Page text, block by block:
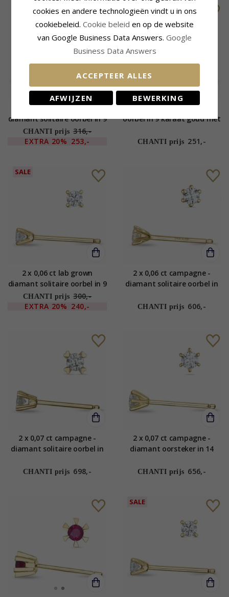
2 x 0,07 ct lab grown
diamant solitaire oorbel in 9
karaat goud met lab grown
diamant
CHANTI prijs 316,-
EXTRA 20% 253,-
2 x 0,06 ct topaas solitaire
oorbel in 9 karaat goud met
CHANTI prijs 251,-
SALE
2 x 0,06 ct lab grown
diamant solitaire oorbel in 9
karaat goud met lab grown
diamant
CHANTI prijs 300,-
EXTRA 20% 240,-
2 x 0,06 ct campagne -
diamant solitaire oorbel in
diamant
CHANTI prijs 606,-
2 x 0,07 ct campagne -
diamant solitaire oorbel in
diamant
CHANTI prijs 698,-
2 x 0,07 ct campagne -
diamant oorsteker in 14
CHANTI prijs 656,-
SALE
cookies en andere technologieën vindt u in ons
cookiebeleid. Cookie beleid en op de website
van Google Business Data Answers. Google
Business Data Answers
ACCEPTEER ALLES
AFWIJZEN BEWERKING